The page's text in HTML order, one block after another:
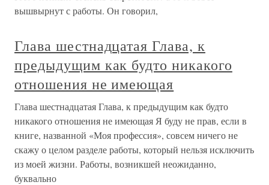
вышвырнут с работы. Он говорил,
Глава шестнадцатая Глава, к
предыдущим как будто никакого
отношения не имеющая
Глава шестнадцатая Глава, к предыдущим как будто
никакого отношения не имеющая Я буду не прав, если в
книге, названной «Моя профессия», совсем ничего не
скажу о целом разделе работы, который нельзя исключить
из моей жизни. Работы, возникшей неожиданно,
буквально